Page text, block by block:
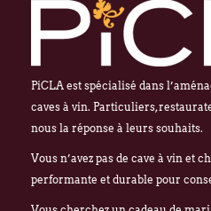
PiCLA est spécialisé dans
caves à vin. Particuliers,
nous la réponse à leurs souhaits.
Vous n’avez pas de cave à vin et
performante et durable pour